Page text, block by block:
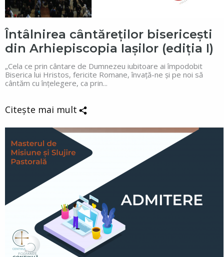
Întâlnirea cântăreților bisericești
din Arhiepiscopia Iașilor (ediția I)
„Cela ce prin cântare de Dumnezeu iubitoare ai împodobit
Biserica lui Hristos, fericite Romane, învață-ne și pe noi să
cântăm cu înțelegere, ca prin...
Citește mai mult